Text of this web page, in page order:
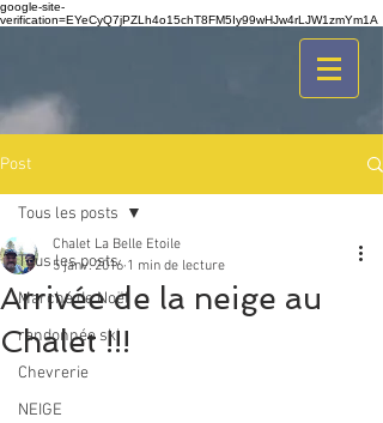
google-site-
verification=EYeCyQ7jPZLh4o15chT8FM5Iy99wHJw4rLJW1zmYm1A
Post
Tous les posts
Marché de Noël
randonnée ski
Chevrerie
NEIGE
Tous les posts
Arrivée de la neige au
Chalet !!!
Chalet La Belle Etoile
5 janv. 2016 1 min de lecture